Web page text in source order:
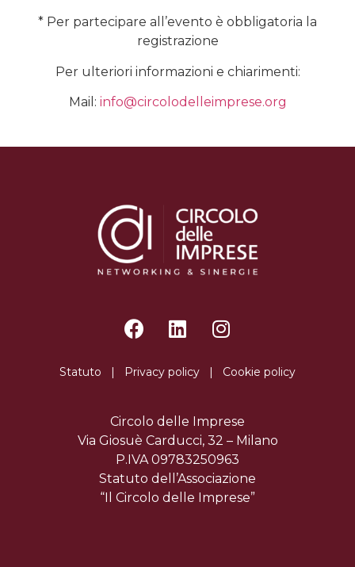
* Per partecipare all’evento è obbligatoria la
registrazione
Per ulteriori informazioni e chiarimenti:
Mail: info@circolodelleimprese.org
Statuto | Privacy policy | Cookie policy
Circolo delle Imprese
Via Giosuè Carducci, 32 – Milano
P.IVA 09783250963
Statuto dell’Associazione
“Il Circolo delle Imprese”